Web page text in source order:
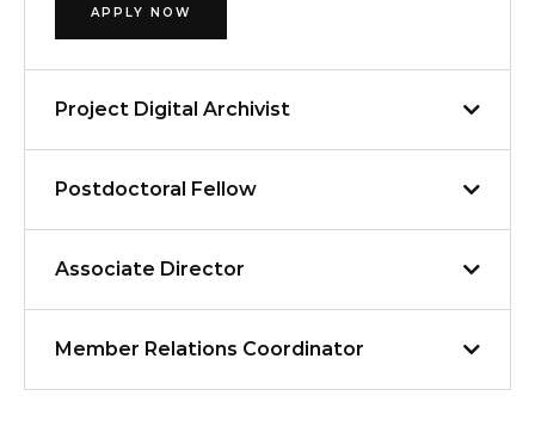
APPLY NOW
Project Digital Archivist
Postdoctoral Fellow
Associate Director
Member Relations Coordinator